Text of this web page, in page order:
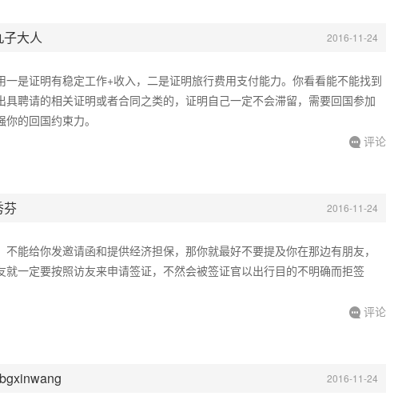
2016-11-24
子大人
一是证明有稳定工作+收入，二是证明旅行费用支付能力。你看看能不能找到
具聘请的相关证明或者合同之类的，证明自己一定不会滞留，需要回国参加
的回国约束力。
 评论
2016-11-24
芬
不能给你发邀请函和提供经济担保，那你就最好不要提及你在那边有朋友，
就一定要按照访友来申请签证，不然会被签证官以出行目的不明确而拒签
 评论
2016-11-24